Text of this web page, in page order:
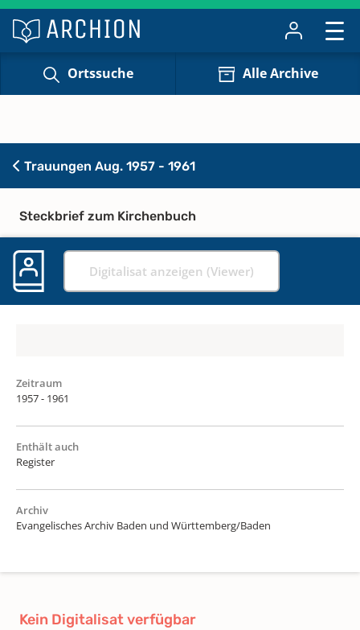
Ortssuche Alle Archive
Trauungen Aug. 1957 - 1961
Steckbrief zum Kirchenbuch
Digitalisat anzeigen (Viewer)
Zeitraum
1957 - 1961
Enthält auch
Register
Archiv
Evangelisches Archiv Baden und Württemberg/Baden
Kein Digitalisat verfügbar